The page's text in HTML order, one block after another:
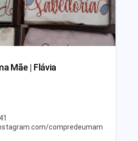
Mãe | Flávia
compredeumam